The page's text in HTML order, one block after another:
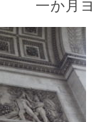
一か月